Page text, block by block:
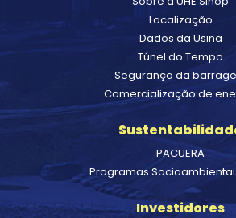
Localização
Dados da Usina
Túnel do Tempo
Segurança da
Comercialização de
PACUERA
Programas
Investidores